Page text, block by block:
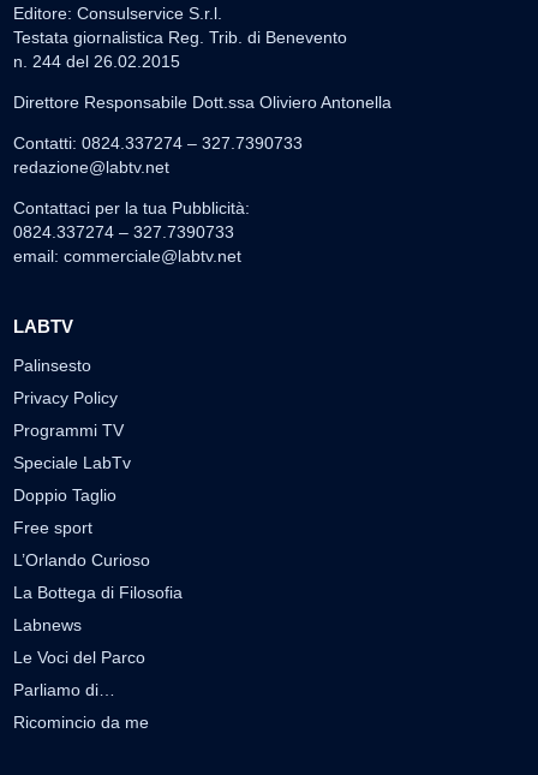
Editore: Consulservice S.r.l.
Testata giornalistica Reg. Trib. di Benevento
n. 244 del 26.02.2015
Direttore Responsabile Dott.ssa Oliviero Antonella
Contatti: 0824.337274 – 327.7390733
redazione@labtv.net
Contattaci per la tua Pubblicità:
0824.337274 – 327.7390733
email: commerciale@labtv.net
LABTV
Palinsesto
Privacy Policy
Programmi TV
Speciale LabTv
Doppio Taglio
Free sport
L’Orlando Curioso
La Bottega di Filosofia
Labnews
Le Voci del Parco
Parliamo di…
Ricomincio da me